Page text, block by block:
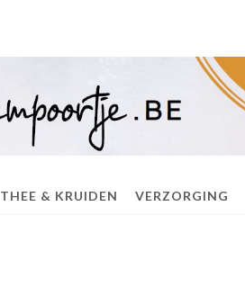
THEE & KRUIDEN VERZORGING